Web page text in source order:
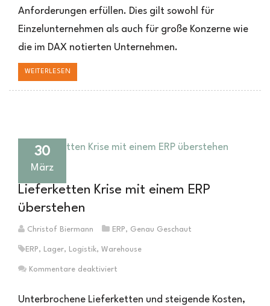
Anforderungen erfüllen. Dies gilt sowohl für
Einzelunternehmen als auch für große Konzerne wie
die im DAX notierten Unternehmen.
WEITERLESEN
30
März
Lieferketten Krise mit einem ERP
überstehen
Christof Biermann ERP, Genau Geschaut
ERP, Lager, Logistik, Warehouse
Kommentare deaktiviert
Krise
Unterbrochene Lieferketten und steigende Kosten,